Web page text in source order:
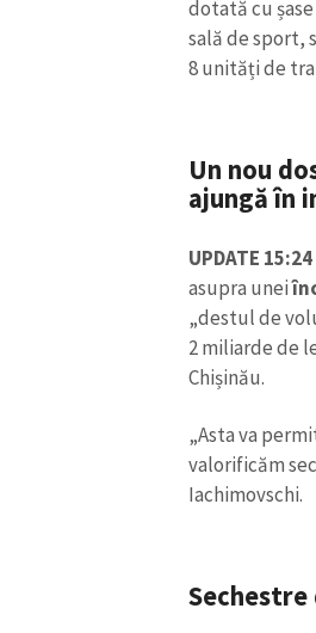
dotată cu
sală de sport,
8 unități de
Un nou
ajungă în
UPDATE 15:24
asupra unei
„destul de
2 miliarde de
Chișinău.
„Asta va
valorificăm
Iachimovschi.
Sechestre